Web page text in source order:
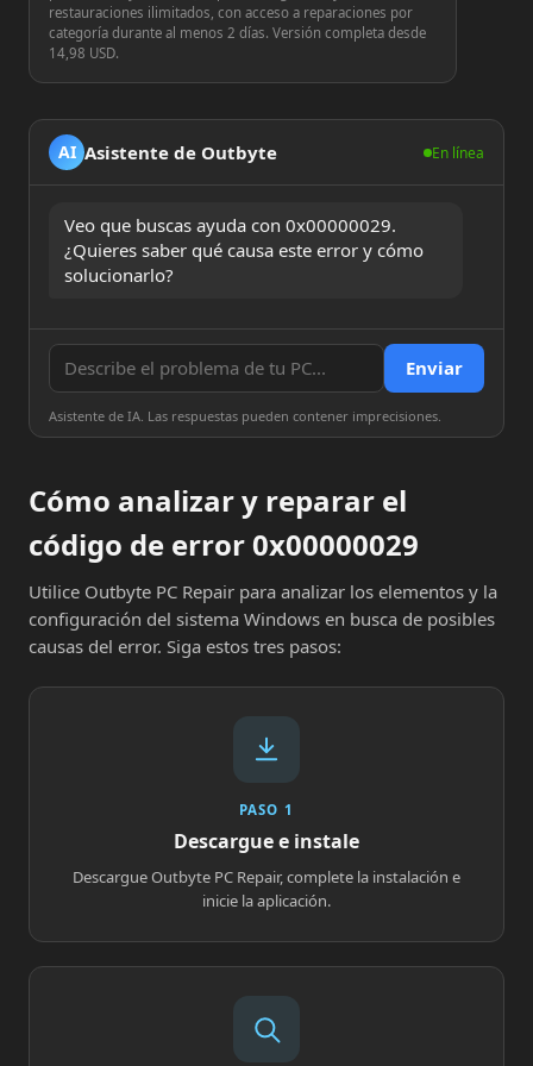
restauraciones ilimitados, con acceso a reparaciones por
categoría durante al menos 2 días. Versión completa desde
14,98 USD.
AI Asistente de Outbyte En línea
Veo que buscas ayuda con 0x00000029.
¿Quieres saber qué causa este error y cómo
solucionarlo?
Enviar
Asistente de IA. Las respuestas pueden contener imprecisiones.
Cómo analizar y reparar el
código de error 0x00000029
Utilice Outbyte PC Repair para analizar los elementos y la
configuración del sistema Windows en busca de posibles
causas del error. Siga estos tres pasos:
PASO 1
Descargue e instale
Descargue Outbyte PC Repair, complete la instalación e
inicie la aplicación.